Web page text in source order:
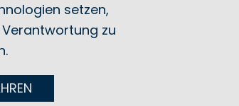
setzen,
zu